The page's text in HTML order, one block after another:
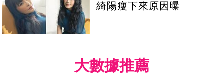
綺陽瘦下來原因曝
大數據推薦